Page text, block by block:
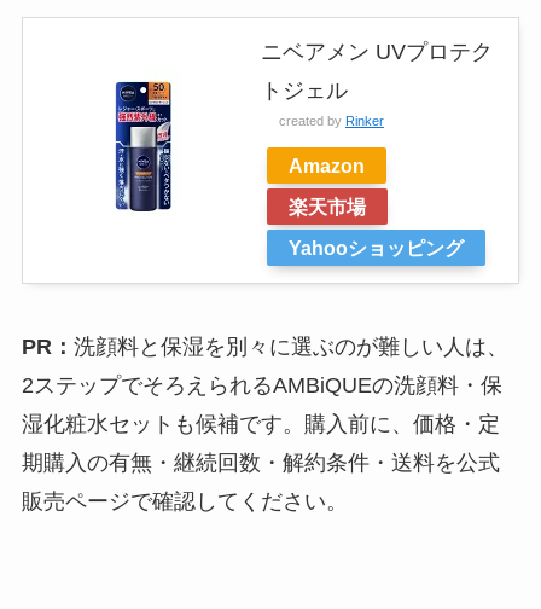
ニベアメン UVプロテク
トジェル
created by Rinker
Amazon
楽天市場
Yahooショッピング
PR： 洗顔料と保湿を別々に選ぶのが難しい人は、
2ステップでそろえられるAMBiQUEの洗顔料・保
湿化粧水セットも候補です。購入前に、価格・定
期購入の有無・継続回数・解約条件・送料を公式
販売ページで確認してください。